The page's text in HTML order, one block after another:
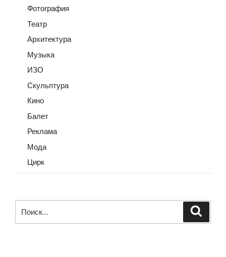
Фотография
Театр
Архитектура
Музыка
ИЗО
Скульптура
Кино
Балет
Реклама
Мода
Цирк